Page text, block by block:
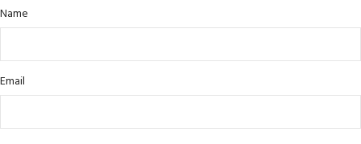
Name
Email